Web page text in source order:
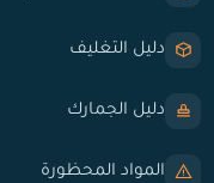
دليل التغليف
دليل الجمارك
المواد المحظورة